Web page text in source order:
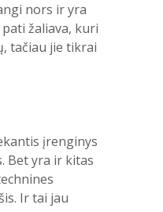
nors ir yra
žaliava, kuri
tačiau jie tikrai
įrenginys
Bet yra ir kitas
Ir tai jau